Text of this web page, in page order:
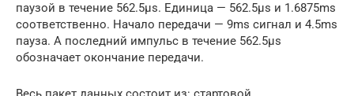
паузой в течение 562.5µs. Единица — 562.5µs и 1.6875ms
соответственно. Начало передачи — 9ms сигнал и 4.5ms
пауза. А последний импульс в течение 562.5µs
обозначает окончание передачи.